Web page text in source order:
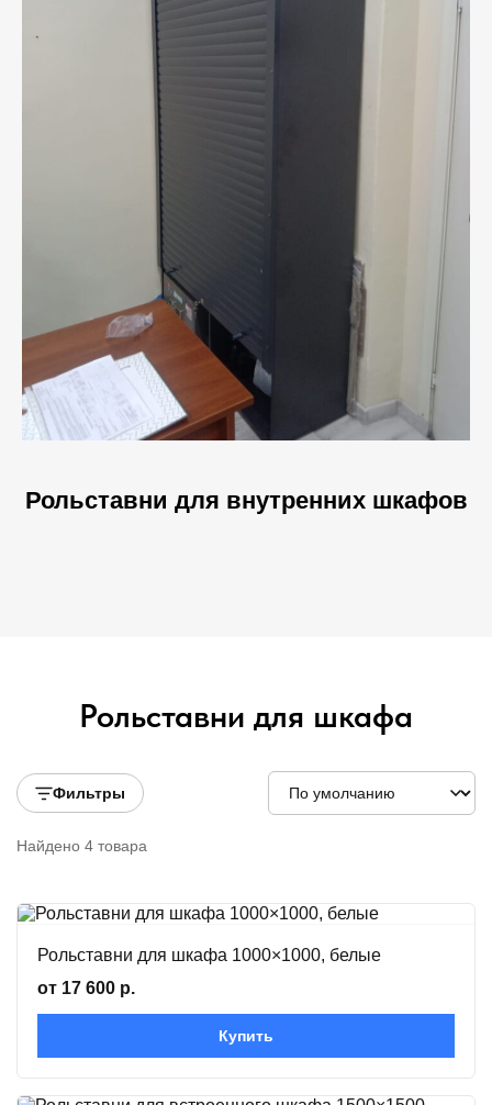
Рольставни для внутренних шкафов
Рольставни для шкафа
Фильтры
Найдено 4 товара
Рольставни для шкафа 1000×1000, белые
от 17 600 р.
Купить